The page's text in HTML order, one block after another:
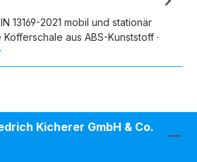
13169-2021 mobil und stationär
aus ABS-Kunststoff ·
Kicherer GmbH & Co.